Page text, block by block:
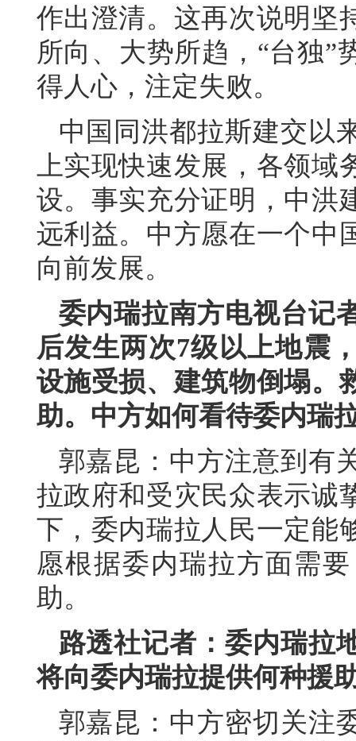
作出澄清。这再次说明坚
所向、大势所趋，“台独”
得人心，注定失败。
中国同洪都拉斯建交以
上实现快速发展，各领
设。事实充分证明，中洪
远利益。中方愿在一个中
向前发展。
委内瑞拉南方电视台记
后发生两次7级以上地震
设施受损、建筑物倒塌。
助。中方如何看待委内瑞
郭嘉昆：中方注意到有
拉政府和受灾民众表示诚
下，委内瑞拉人民一定能
愿根据委内瑞拉方面需
助。
路透社记者：委内瑞拉
将向委内瑞拉提供何种援
郭嘉昆：中方密切关注